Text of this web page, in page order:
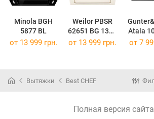
Minola BGH
5877 BL
Weilor PBSR
62651 BG 1300
FULL Motion
Atala
от 13 999 грн. от 13 999 грн. от 7
Вытяжки Best CHEF
Полная версия сайта